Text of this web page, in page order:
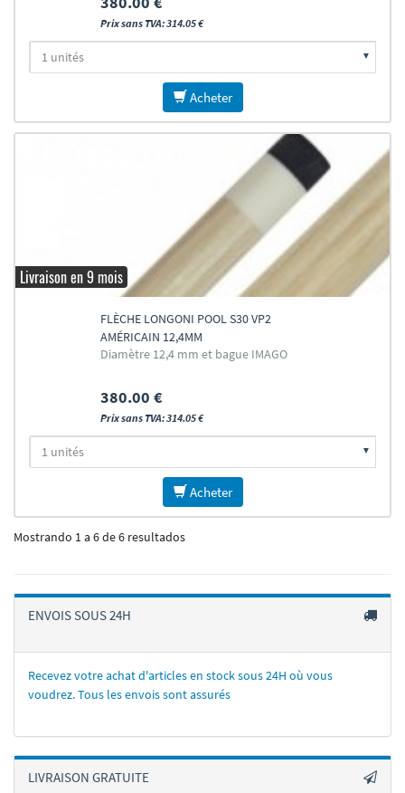
Prix sans TVA: 314.05 €
Acheter
Livraison en 9 mois
FLÈCHE LONGONI POOL S30 VP2
AMÉRICAIN 12,4MM
Diamètre 12,4 mm et bague IMAGO
380.00 €
Prix sans TVA: 314.05 €
Acheter
Mostrando 1 a 6 de 6 resultados
ENVOIS SOUS 24H
Recevez votre achat d'articles en stock sous 24H où vous
voudrez. Tous les envois sont assurés
LIVRAISON GRATUITE